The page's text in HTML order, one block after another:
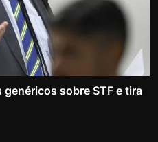
sobre STF e tira